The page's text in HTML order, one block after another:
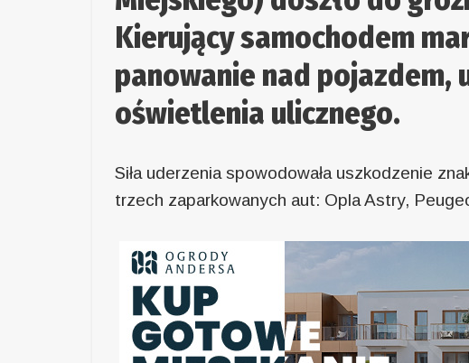
Kierujący samochodem
panowanie nad pojazdem,
oświetlenia ulicznego.
Siła uderzenia spowodowała uszkodzenie
trzech zaparkowanych aut: Opla Astry,